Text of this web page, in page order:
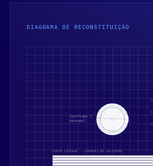
DIAGRAMA DE RECONSTITUIÇÃO
(corrosão /
abrasão)
CORTE LATERAL · CAMADAS DE POLÍMERO